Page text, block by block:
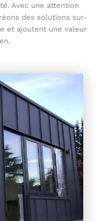
Avec une attention
des solutions sur-
et ajoutent une valeur